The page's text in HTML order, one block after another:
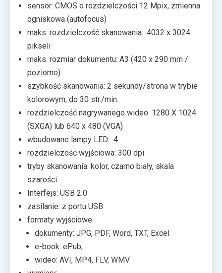
sensor: CMOS o rozdzielczości 12 Mpix, zmienna
ogniskowa (autofocus)
maks. rozdzielczość skanowania:: 4032 x 3024
pikseli
maks. rozmiar dokumentu: A3 (420 x 290 mm /
poziomo)
szybkość skanowania: 2 sekundy/strona w trybie
kolorowym, do 30 str./min.
rozdzielczość nagrywanego wideo: 1280 X 1024
(SXGA) lub 640 x 480 (VGA)
wbudowane lampy LED: 4
rozdzielczość wyjściowa: 300 dpi
tryby skanowania: kolor, czarno biały, skala
szarości
Interfejs: USB 2.0
zasilanie: z portu USB
formaty wyjściowe:
dokumenty: JPG, PDF, Word, TXT, Excel
e-book: ePub,
wideo: AVI, MP4, FLV, WMV